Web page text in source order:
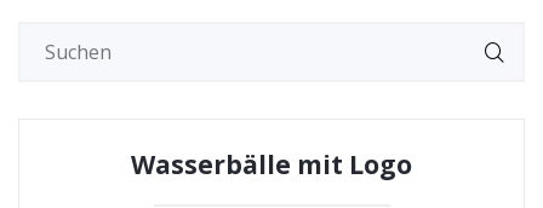
Wasserbälle mit Logo